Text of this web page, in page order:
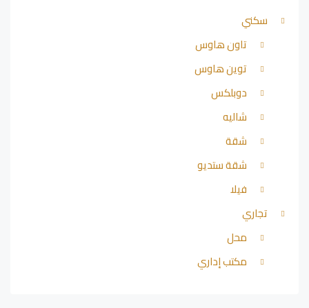
سكني
تاون هاوس
توين هاوس
دوبلكس
شاليه
شقة
شقة ستديو
فيلا
تجاري
محل
مكتب إداري